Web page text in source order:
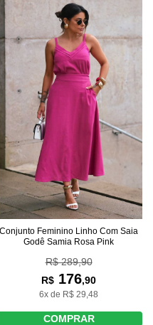
Conjunto Feminino Linho Com Saia
Godê Samia Rosa Pink
R$ 289,90
R$ 176,90
6x de R$ 29,48
COMPRAR